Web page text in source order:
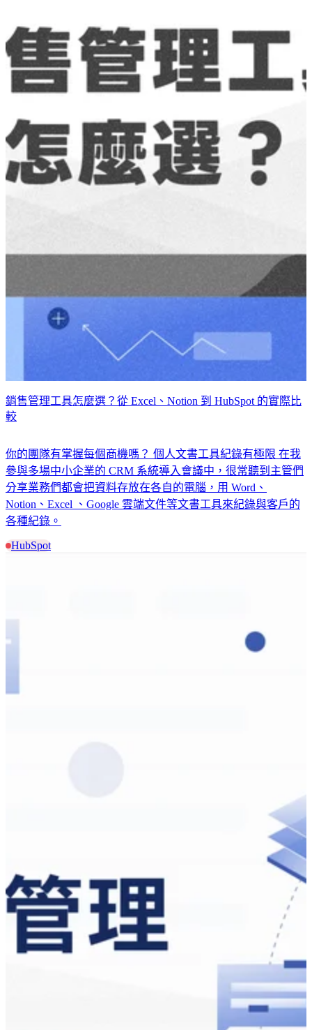
銷售管理工具怎麼選？從 Excel、Notion 到 HubSpot 的實際比
較
你的團隊有掌握每個商機嗎？ 個人文書工具紀錄有極限 在我
參與多場中小企業的 CRM 系統導入會議中，很常聽到主管們
分享業務們都會把資料存放在各自的電腦，用 Word、
Notion、Excel 、Google 雲端文件等文書工具來紀錄與客戶的
各種紀錄。
HubSpot